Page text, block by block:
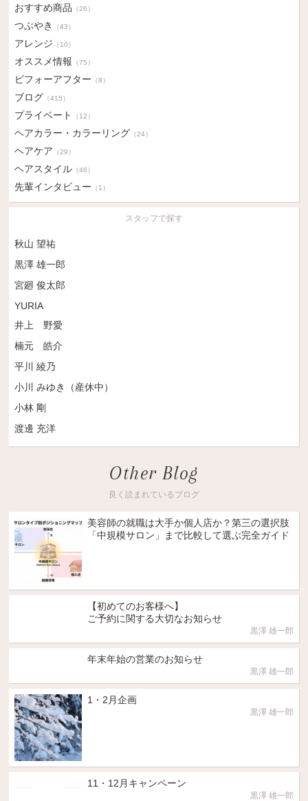
おすすめ商品 （26）
つぶやき （43）
アレンジ （10）
オススメ情報 （75）
ビフォーアフター （8）
ブログ （415）
プライベート （12）
ヘアカラー・カラーリング （24）
ヘアケア （29）
ヘアスタイル （46）
先輩インタビュー （1）
スタッフで探す
秋山 望祐
黒澤 雄一郎
宮廻 俊太郎
YURIA
井上 野愛
楠元 皓介
平川 綾乃
小川 みゆき（産休中）
小林 剛
渡邊 充洋
Other Blog
良く読まれているブログ
美容師の就職は大手か個人店か？第三の選択肢
「中規模サロン」まで比較して選ぶ完全ガイド
【初めてのお客様へ】
ご予約に関する大切なお知らせ
黒澤 雄一郎
年末年始の営業のお知らせ
黒澤 雄一郎
1・2月企画
黒澤 雄一郎
11・12月キャンペーン
黒澤 雄一郎